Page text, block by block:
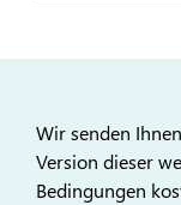
Wir senden
Version dieser
Bedingungen